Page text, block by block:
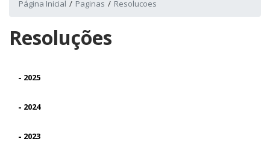
Página Inicial Paginas Resolucoes
Resoluções
- 2025
- 2024
- 2023